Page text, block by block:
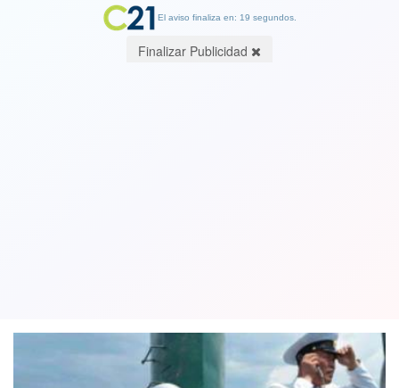
El aviso finaliza en: 18 segundos.
Finalizar Publicidad